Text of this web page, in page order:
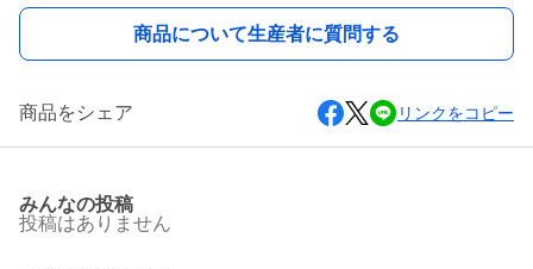
商品について生産者に質問する
商品をシェア リンクをコピー
みんなの投稿
投稿はありません